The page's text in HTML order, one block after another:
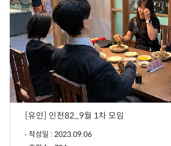
[유인] 인천82_9월 1차 모임
작성일 : 2023.09.06